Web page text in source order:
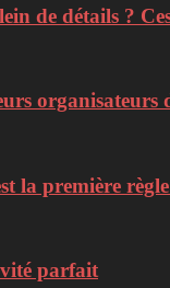
de détails ?
organisateurs
la première
parfait